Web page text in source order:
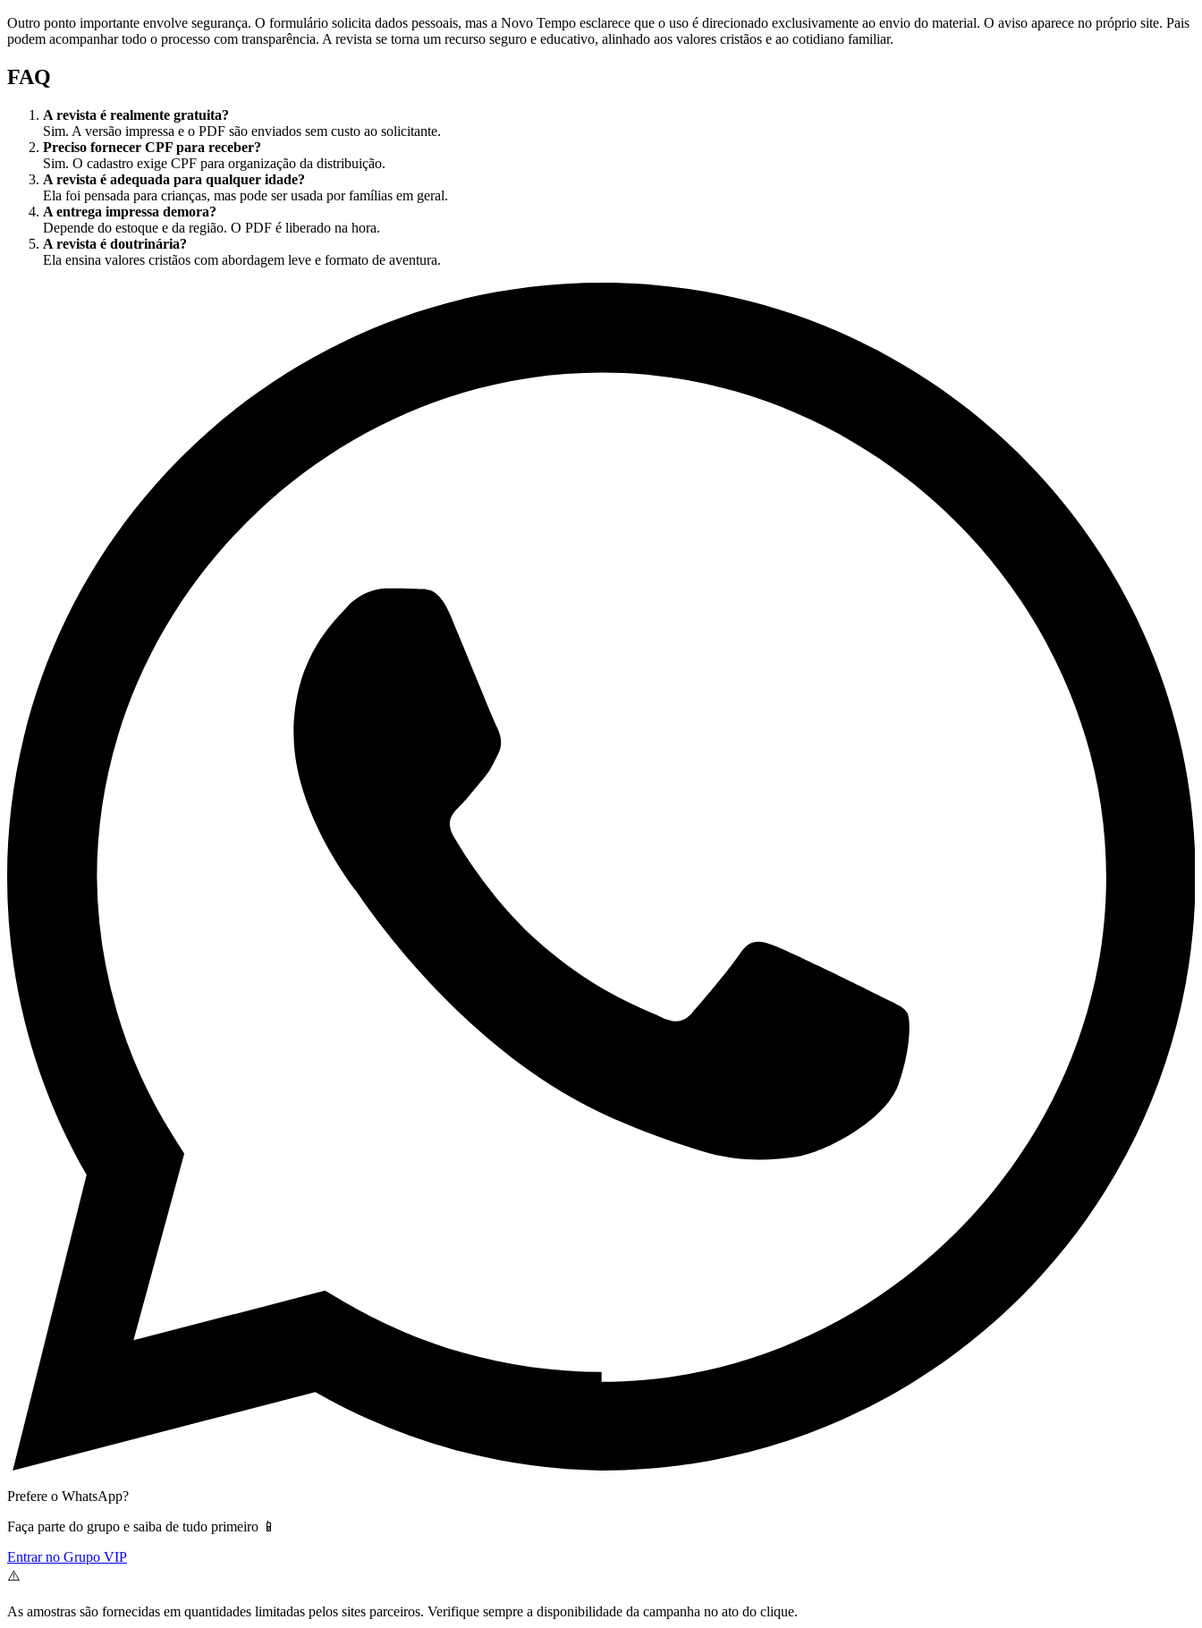
Outro ponto importante envolve segurança. O formulário solicita dados pessoais, mas a Novo Tempo esclarece que o uso é direcionado exclusivamente ao envio do material. O aviso aparece no próprio site. Pais
podem acompanhar todo o processo com transparência. A revista se torna um recurso seguro e educativo, alinhado aos valores cristãos e ao cotidiano familiar.
FAQ
A revista é realmente gratuita?
Sim. A versão impressa e o PDF são enviados sem custo ao solicitante.
Preciso fornecer CPF para receber?
Sim. O cadastro exige CPF para organização da distribuição.
A revista é adequada para qualquer idade?
Ela foi pensada para crianças, mas pode ser usada por famílias em geral.
A entrega impressa demora?
Depende do estoque e da região. O PDF é liberado na hora.
A revista é doutrinária?
Ela ensina valores cristãos com abordagem leve e formato de aventura.
Prefere o WhatsApp?
Faça parte do grupo e saiba de tudo primeiro 📱
Entrar no Grupo VIP
⚠️
As amostras são fornecidas em quantidades limitadas pelos sites parceiros. Verifique sempre a disponibilidade da campanha no ato do clique.